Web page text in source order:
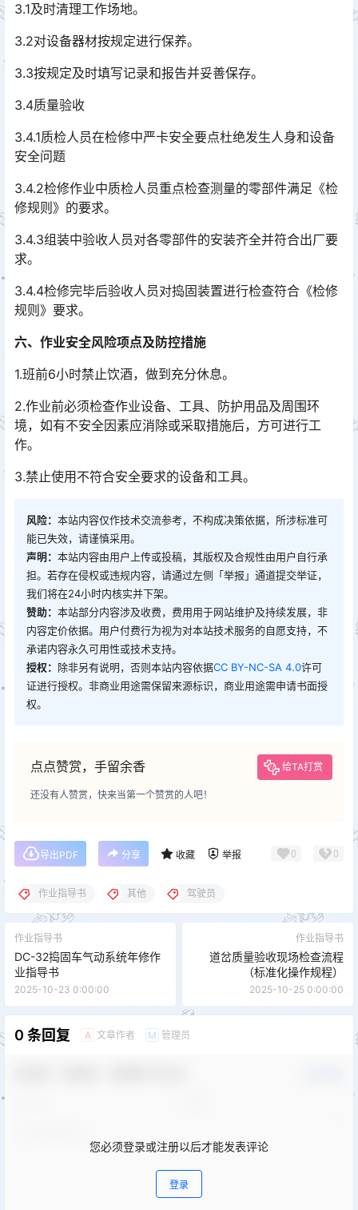
3.1及时清理工作场地。
3.2对设备器材按规定进行保养。
3.3按规定及时填写记录和报告并妥善保存。
3.4质量验收
3.4.1质检人员在检修中严卡安全要点杜绝发生人身和设备
安全问题
3.4.2检修作业中质检人员重点检查测量的零部件满足《检
修规则》的要求。
3.4.3组装中验收人员对各零部件的安装齐全并符合出厂要
求。
3.4.4检修完毕后验收人员对捣固装置进行检查符合《检修
规则》要求。
六、作业安全风险项点及防控措施
1.班前6小时禁止饮酒，做到充分休息。
2.作业前必须检查作业设备、工具、防护用品及周围环
境，如有不安全因素应消除或采取措施后，方可进行工
作。
3.禁止使用不符合安全要求的设备和工具。
风险： 本站内容仅作技术交流参考，不构成决策依据，所涉标准可
能已失效，请谨慎采用。
声明： 本站内容由用户上传或投稿，其版权及合规性由用户自行承
担。若存在侵权或违规内容，请通过左侧「举报」通道提交举证，
我们将在24小时内核实并下架。
赞助： 本站部分内容涉及收费，费用用于网站维护及持续发展，非
内容定价依据。用户付费行为视为对本站技术服务的自愿支持，不
承诺内容永久可用性或技术支持。
授权： 除非另有说明，否则本站内容依据CC BY-NC-SA 4.0许可
证进行授权。非商业用途需保留来源标识，商业用途需申请书面授
权。
点点赞赏，手留余香 给TA打赏
还没有人赞赏，快来当第一个赞赏的人吧！
导出PDF 分享 收藏 举报 0 0
作业指导书 其他 驾驶员
作业指导书
DC-32捣固车气动系统年修作
业指导书
2025-10-23 0:00:00
作业指导书
道岔质量验收现场检查流程
（标准化操作规程）
2025-10-25 0:00:00
0 条回复 A 文章作者 M 管理员
您必须登录或注册以后才能发表评论
登录